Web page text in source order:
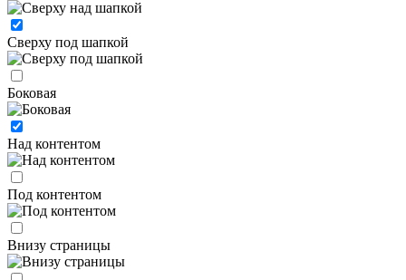
Сверху под шапкой
Боковая
Над контентом
Под контентом
Внизу страницы